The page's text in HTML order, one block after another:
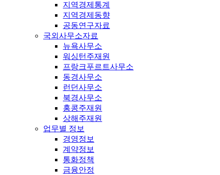
지역경제통계
지역경제동향
공동연구자료
국외사무소자료
뉴욕사무소
워싱턴주재원
프랑크푸르트사무소
동경사무소
런던사무소
북경사무소
홍콩주재원
상해주재원
업무별 정보
경영정보
계약정보
통화정책
금융안정